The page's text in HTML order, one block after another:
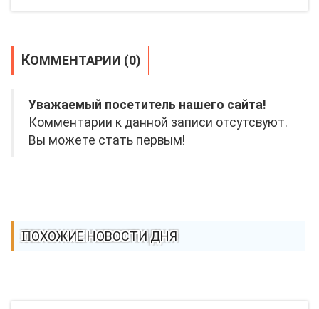
КОММЕНТАРИИ (0)
Уважаемый посетитель нашего сайта!
Комментарии к данной записи отсутсвуют.
Вы можете стать первым!
ПОХОЖИЕ НОВОСТИ ДНЯ